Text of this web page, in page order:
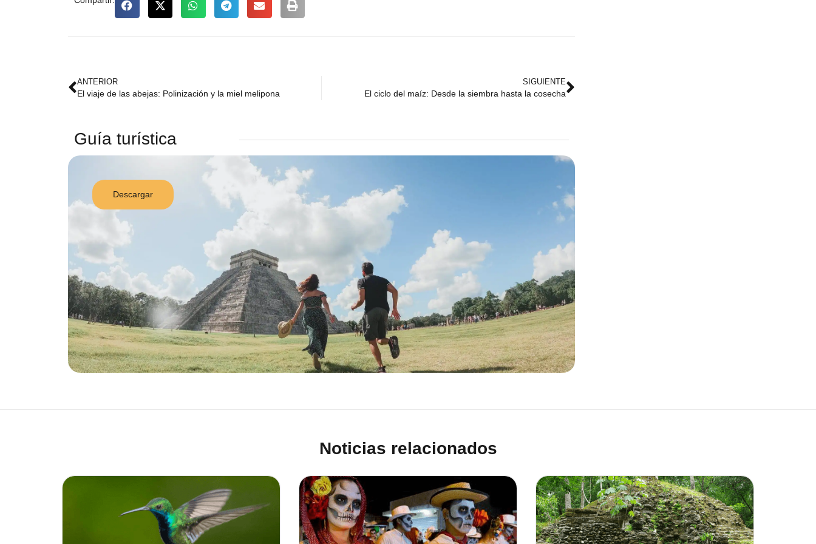
ANTERIOR
El viaje de las abejas: Polinización y la miel melipona
SIGUIENTE
El ciclo del maíz: Desde la siembra hasta la cosecha
Guía turística
Descargar
Noticias relacionados